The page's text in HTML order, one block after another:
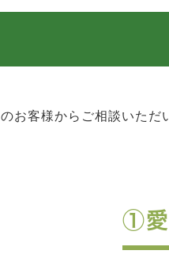
のお客様からご相談いただ
①愛